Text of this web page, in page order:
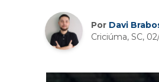
Por Davi
Criciúma, SC,